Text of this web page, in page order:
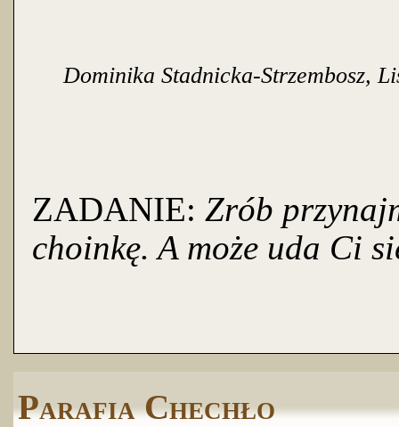
Parafia Chechło
Dominika Stadnicka-Strzembosz,
ZADANIE: Zrób
choinkę. A może uda Ci